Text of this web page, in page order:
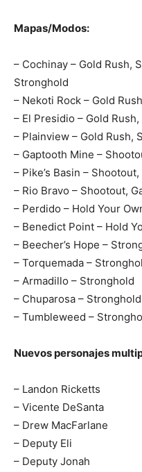
Mapas/Modos:
– Cochinay – Gold Rush,
Stronghold
– Nekoti Rock – Gold
– El Presidio – Gold
– Plainview – Gold Rush,
– Gaptooth Mine –
– Pike’s Basin –
– Rio Bravo – Shootout,
– Perdido – Hold Your
– Benedict Point – Hold
– Beecher’s Hope –
– Torquemada –
– Armadillo – Stronghold
– Chuparosa – Stronghold
– Tumbleweed –
Nuevos personajes
– Landon Ricketts
– Vicente DeSanta
– Drew MacFarlane
– Deputy Eli
– Deputy Jonah